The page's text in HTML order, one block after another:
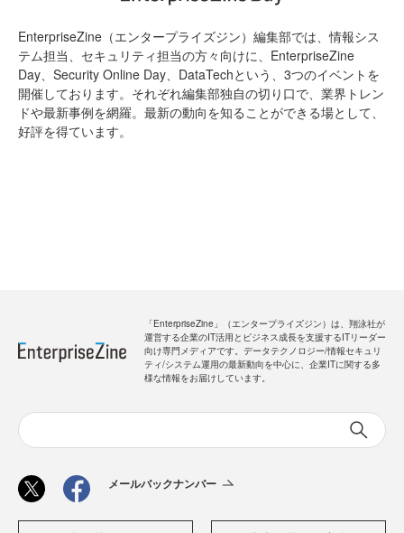
EnterpriseZine（エンタープライズジン）編集部では、情報シス
テム担当、セキュリティ担当の方々向けに、EnterpriseZine
Day、Security Online Day、DataTechという、3つのイベントを
開催しております。それぞれ編集部独自の切り口で、業界トレン
ドや最新事例を網羅。最新の動向を知ることができる場として、
好評を得ています。
「EnterpriseZine」（エンタープライズジン）は、翔泳社が
運営する企業のIT活用とビジネス成長を支援するITリーダー
向け専門メディアです。データテクノロジー/情報セキュリ
ティ/システム運用の最新動向を中心に、企業ITに関する多
様な情報をお届けしています。
メールバックナンバー